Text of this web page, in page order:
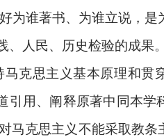
为谁著书、为谁立说，是
人民、历史检验的成果。
克思主义基本原理和贯
用、阐释原著中同本学
马克思主义不能采取教条